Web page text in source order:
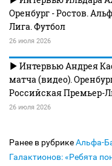
Оренбург - Ростов.
Лига. Футбол
26 июля 2026
Интервью Андрея
матча (видео).
Российская Премьер-
26 июля 2026
Ранее в рубрикеАльфа-
Галактионов: «Ребята